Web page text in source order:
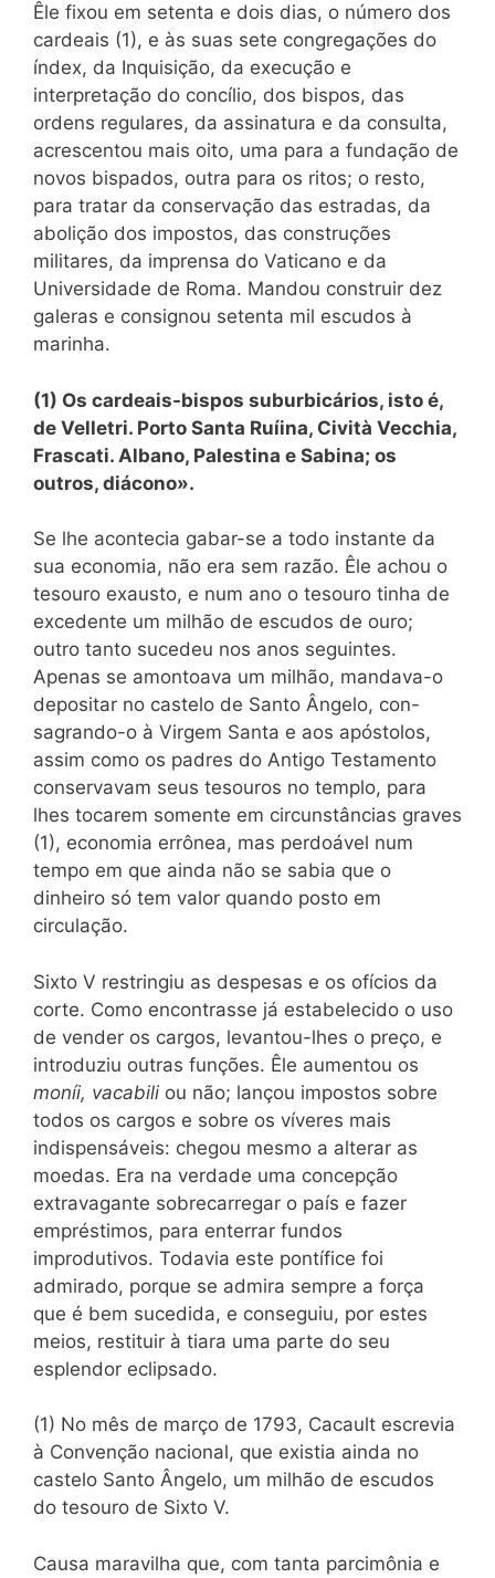
Êle fixou em setenta e dois dias, o número dos
cardeais (1), e às suas sete congregações do
índex, da Inquisição, da execução e
interpretação do concílio, dos bispos, das
ordens regulares, da assinatura e da consulta,
acrescentou mais oito, uma para a fundação de
novos bispados, outra para os ritos; o resto,
para tratar da conservação das estradas, da
abolição dos impostos, das construções
militares, da imprensa do Vaticano e da
Universidade de Roma. Mandou construir dez
galeras e consignou setenta mil escudos à
marinha.
(1) Os cardeais-bispos suburbicários, isto é,
de Velletri. Porto Santa Ruíina, Cività Vecchia,
Frascati. Albano, Palestina e Sabina; os
outros, diácono».
Se lhe acontecia gabar-se a todo instante da
sua economia, não era sem razão. Êle achou o
tesouro exausto, e num ano o tesouro tinha de
excedente um milhão de escudos de ouro;
outro tanto sucedeu nos anos seguintes.
Apenas se amontoava um milhão, mandava-o
depositar no castelo de Santo Ângelo, con-
sagrando-o à Virgem Santa e aos apóstolos,
assim como os padres do Antigo Testamento
conservavam seus tesouros no templo, para
lhes tocarem somente em circunstâncias graves
(1), economia errônea, mas perdoável num
tempo em que ainda não se sabia que o
dinheiro só tem valor quando posto em
circulação.
Sixto V restringiu as despesas e os ofícios da
corte. Como encontrasse já estabelecido o uso
de vender os cargos, levantou-lhes o preço, e
introduziu outras funções. Êle aumentou os
moníi, vacabili ou não; lançou impostos sobre
todos os cargos e sobre os víveres mais
indispensáveis: chegou mesmo a alterar as
moedas. Era na verdade uma concepção
extravagante sobrecarregar o país e fazer
empréstimos, para enterrar fundos
improdutivos. Todavia este pontífice foi
admirado, porque se admira sempre a força
que é bem sucedida, e conseguiu, por estes
meios, restituir à tiara uma parte do seu
esplendor eclipsado.
(1) No mês de março de 1793, Cacault escrevia
à Convenção nacional, que existia ainda no
castelo Santo Ângelo, um milhão de escudos
do tesouro de Sixto V.
Causa maravilha que, com tanta parcimônia e